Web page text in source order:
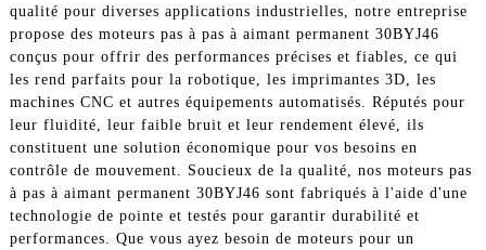
qualité pour diverses applications industrielles, notre entreprise
propose des moteurs pas à pas à aimant permanent 30BYJ46
conçus pour offrir des performances précises et fiables, ce qui
les rend parfaits pour la robotique, les imprimantes 3D, les
machines CNC et autres équipements automatisés. Réputés pour
leur fluidité, leur faible bruit et leur rendement élevé, ils
constituent une solution économique pour vos besoins en
contrôle de mouvement. Soucieux de la qualité, nos moteurs pas
à pas à aimant permanent 30BYJ46 sont fabriqués à l'aide d'une
technologie de pointe et testés pour garantir durabilité et
performances. Que vous ayez besoin de moteurs pour un